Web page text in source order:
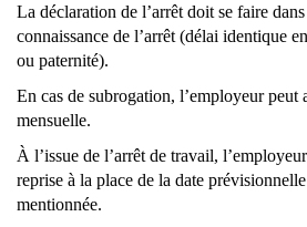
La déclaration de l’arrêt doit se faire
connaissance de l’arrêt (délai identique
ou paternité).
En cas de subrogation, l’employeur peut
mensuelle.
À l’issue de l’arrêt de travail,
reprise à la place de la date
mentionnée.